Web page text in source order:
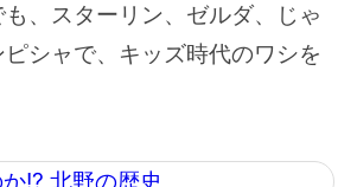
、スターリン、ゼルダ、じゃ
シャで、キッズ時代のワシを